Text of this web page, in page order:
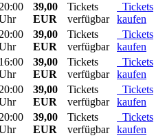
20:00
39,00
EUR
Tickets
verfügbar
Tickets
kaufen
20:00
39,00
EUR
Tickets
verfügbar
Tickets
kaufen
16:00
39,00
EUR
Tickets
verfügbar
Tickets
kaufen
20:00
39,00
EUR
Tickets
verfügbar
Tickets
kaufen
20:00
39,00
EUR
Tickets
verfügbar
Tickets
kaufen